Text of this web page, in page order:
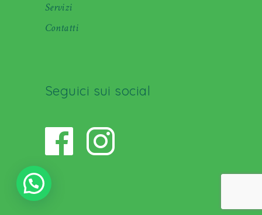
Servizi
Contatti
Seguici sui social